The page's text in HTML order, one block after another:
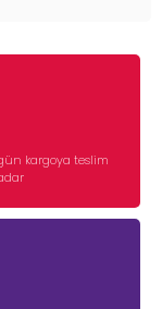
kargoya teslim